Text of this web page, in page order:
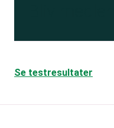
Se testresultater